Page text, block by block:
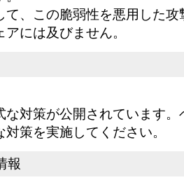
て、この脆弱性を悪用した
アには及びません。
な対策が公開されています
対策を実施してください。
報